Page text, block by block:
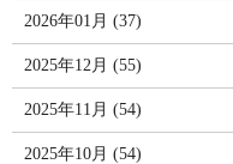
2026年01月 (37)
2025年12月 (55)
2025年11月 (54)
2025年10月 (54)